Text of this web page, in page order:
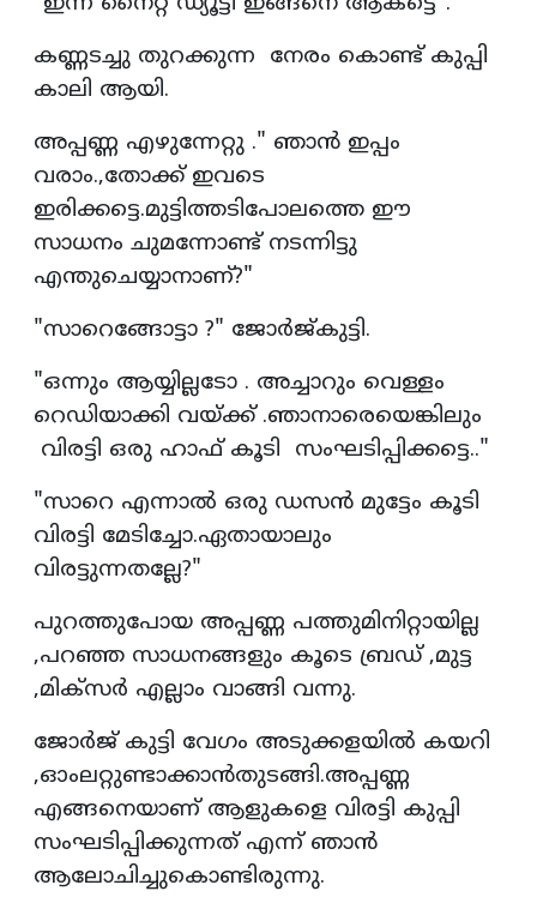
കണ്ണടച്ചു തുറക്കുന്ന നേരം കൊണ്ട് കുപ്പി
കാലി ആയി.
അപ്പണ്ണ എഴുന്നേറ്റു ." ഞാൻ ഇപ്പം
വരാം.,തോക്ക് ഇവടെ
ഇരിക്കട്ടെ.മുട്ടിത്തടിപോലത്തെ ഈ
സാധനം ചുമന്നോണ്ട് നടന്നിട്ടു
എന്തുചെയ്യാനാണ്?"
"സാറെങ്ങോട്ടാ ?" ജോർജ്‌കുട്ടി.
"ഒന്നും ആയ്യില്ലടോ . അച്ചാറും വെള്ളം
റെഡിയാക്കി വയ്ക്ക് .ഞാനാരെയെങ്കിലും
വിരട്ടി ഒരു ഹാഫ് കൂടി സംഘടിപ്പിക്കട്ടെ.."
"സാറെ എന്നാൽ ഒരു ഡസൻ മുട്ടേം കൂടി
വിരട്ടി മേടിച്ചോ.ഏതായാലും
വിരട്ടുന്നതല്ലേ?"
പുറത്തുപോയ അപ്പണ്ണ പത്തുമിനിറ്റായില്ല
,പറഞ്ഞ സാധനങ്ങളും കൂടെ ബ്രഡ് ,മുട്ട
,മിക്സർ എല്ലാം വാങ്ങി വന്നു.
ജോർജ് കുട്ടി വേഗം അടുക്കളയിൽ കയറി
,ഓംലറ്റുണ്ടാക്കാൻതുടങ്ങി.അപ്പണ്ണ
എങ്ങനെയാണ് ആളുകളെ വിരട്ടി കുപ്പി
സംഘടിപ്പിക്കുന്നത് എന്ന് ഞാൻ
ആലോചിച്ചുകൊണ്ടിരുന്നു.